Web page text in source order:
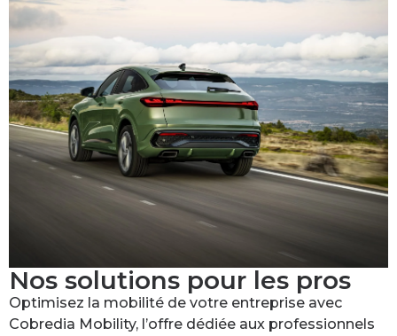
Nos solutions pour les pros
Optimisez la mobilité de votre entreprise avec
Cobredia Mobility, l’offre dédiée aux professionnels